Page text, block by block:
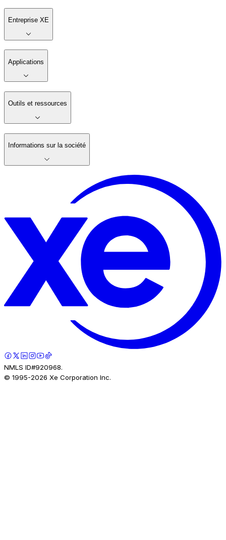
Entreprise XE
Applications
Outils et ressources
Informations sur la société
NMLS ID#920968.
© 1995-2026 Xe Corporation Inc.